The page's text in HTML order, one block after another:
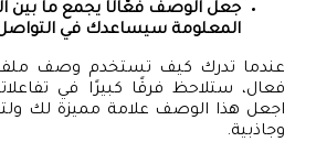
جعل الوصف فعّالًا يجمع ما بين
المعلومة سيساعدك في
عندما تدرك كيف تستخدم وصف
فعال، ستلاحظ فرقًا كبيرًا في
اجعل هذا الوصف علامة مميزة لك
وجاذبية.